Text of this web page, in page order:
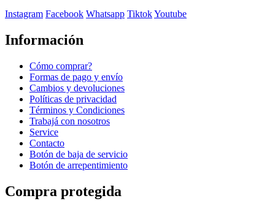
Instagram Facebook Whatsapp TiktokYoutube
Información
Cómo comprar?
Formas de pago y envío
Cambios y devoluciones
Políticas de privacidad
Términos y Condiciones
Trabajá con nosotros
Service
Contacto
Botón de baja de servicio
Botón de arrepentimiento
Compra protegida